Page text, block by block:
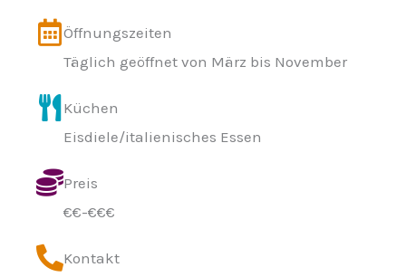
Öffnungszeiten
Täglich geöffnet von März bis November
Küchen
Eisdiele/italienisches Essen
Preis
€€-€€€
Kontakt